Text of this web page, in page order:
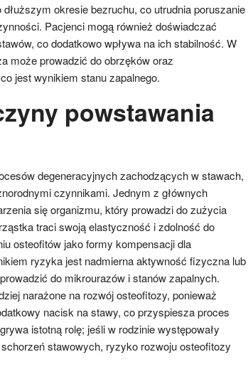
okresie bezruchu, co utrudnia poruszanie
Pacjenci mogą również doświadczać
co dodatkowo wpływa na ich stabilność. W
może prowadzić do obrzęków oraz
jest wynikiem stanu zapalnego.
powstawania
degeneracyjnych zachodzących w stawach,
czynnikami. Jednym z głównych
się organizmu, który prowadzi do zużycia
traci swoją elastyczność i zdolność do
osteofitów jako formy kompensacji dla
ryzyka jest nadmierna aktywność fizyczna lub
do mikrourazów i stanów zapalnych.
narażone na rozwój osteofitozy, ponieważ
nacisk na stawy, co przyspiesza proces
istotną rolę; jeśli w rodzinie występowały
stawowych, ryzyko rozwoju osteofitozy